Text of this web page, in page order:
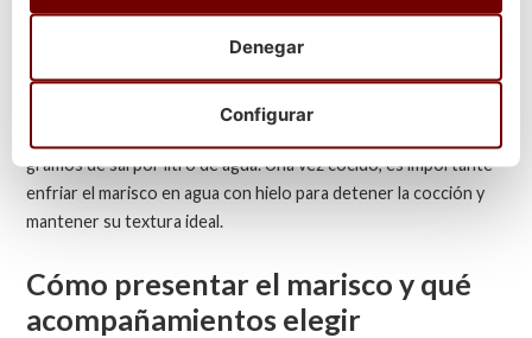
Lo ideal es cocerlos todos en agua de mar. Si no tienes a tu
gramos de sal por litro de agua. Una vez cocido, es importante
enfriar el marisco en agua con hielo para detener la cocción y
mantener su textura ideal.
Cómo presentar el marisco y qué
acompañamientos elegir
Configurar
Denegar